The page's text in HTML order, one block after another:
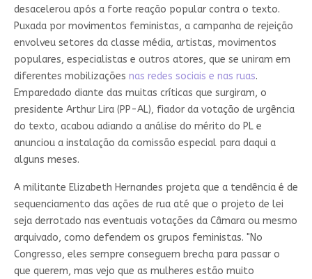
desacelerou após a forte reação popular contra o texto.
Puxada por movimentos feministas, a campanha de rejeição
envolveu setores da classe média, artistas, movimentos
populares, especialistas e outros atores, que se uniram em
diferentes mobilizações nas redes sociais e nas ruas.
Emparedado diante das muitas críticas que surgiram, o
presidente Arthur Lira (PP-AL), fiador da votação de urgência
do texto, acabou adiando a análise do mérito do PL e
anunciou a instalação da comissão especial para daqui a
alguns meses.
A militante Elizabeth Hernandes projeta que a tendência é de
sequenciamento das ações de rua até que o projeto de lei
seja derrotado nas eventuais votações da Câmara ou mesmo
arquivado, como defendem os grupos feministas. "No
Congresso, eles sempre conseguem brecha para passar o
que querem, mas vejo que as mulheres estão muito